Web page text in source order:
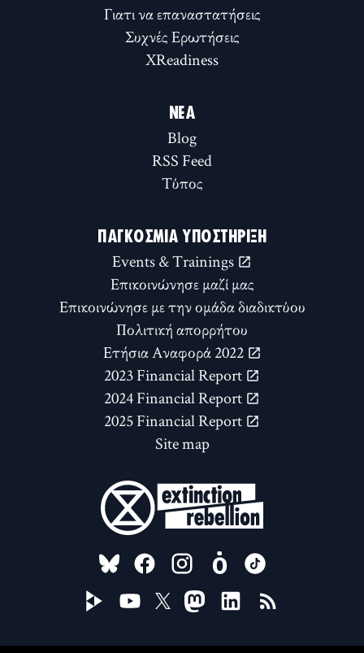
Γιατι να επαναστατήσεις
Συχνές Ερωτήσεις
XReadiness
ΝΈΑ
Blog
RSS Feed
Τύπος
ΠΑΓΚΌΣΜΙΑ ΥΠΟΣΤΉΡΙΞΗ
Events & Trainings
Επικοινώνησε μαζί μας
Επικοινώνησε με την ομάδα διαδικτύου
Πολιτική απορρήτου
Ετήσια Αναφορά 2022
2023 Financial Report
2024 Financial Report
2025 Financial Report
Site map
FOLLOW US ON